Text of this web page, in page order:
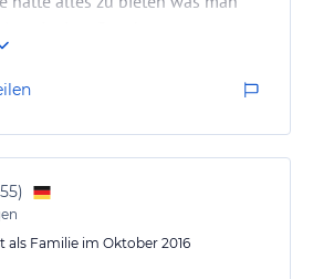
Platz. Der Schlafraum mit
gemütlich, man konnte super
war fit für den anderen Tag im "
Cramer war sehr nett und
Belangen kann man die
)
als Familie im Oktober 2016